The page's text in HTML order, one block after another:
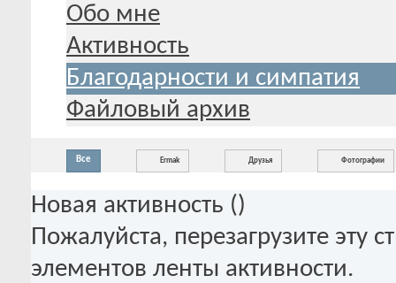
Обо мне
Активность
Благодарности и симпатия
Файловый архив
Все Ermak Друзья Фотографии
Новая активность ()
Пожалуйста, перезагрузите эту
элементов ленты активности.